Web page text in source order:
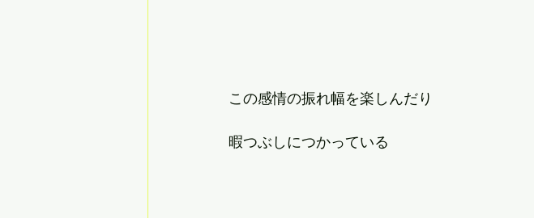
この感情の振れ幅を楽しんだり
暇つぶしにつかっている